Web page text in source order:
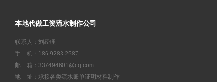
本地代做工资流水制作公司
联系人：刘经理
手 机：186 9283 2587
邮 箱：337494601@qq.com
地 址：承接各类流水账单证明材料制作